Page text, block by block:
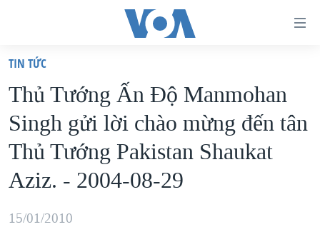
truy
cập
Tới
nội
chính
Tới
VIỆT NAM
HOA KỲ
BIỂN ĐÔNG
THẾ GIỚI
TIN TỨC
Thủ Tướng Ấn Độ Manmohan
Singh gửi lời chào mừng đến tân
Thủ Tướng Pakistan Shaukat
Aziz. - 2004-08-29
15/01/2010